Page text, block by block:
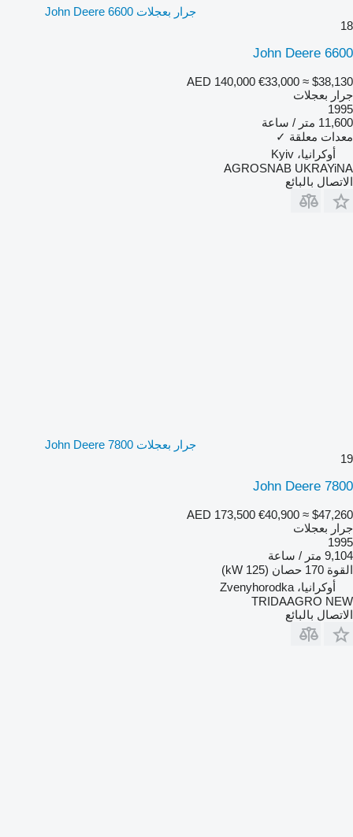
جرار بعجلات John Deere 6600
18
John Deere 6600
AED 140,000 €33,000 ≈ $38,130
جرار بعجلات
1995
11,600 متر / ساعة
معدات معلقة ✓
أوكرانيا، Kyiv
AGROSNAB UKRAYiNA
الاتصال بالبائع
جرار بعجلات John Deere 7800
19
John Deere 7800
AED 173,500 €40,900 ≈ $47,260
جرار بعجلات
1995
9,104 متر / ساعة
القوة 170 حصان (125 kW)
أوكرانيا، Zvenyhorodka
TRIDAAGRO NEW
الاتصال بالبائع